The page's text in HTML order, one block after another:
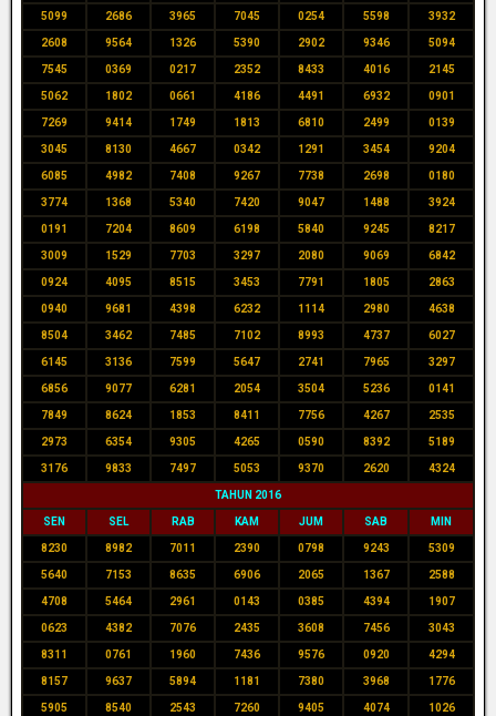
5099 2686 3965 7045 0254 5598 3932
2608 9564 1326 5390 2902 9346 5094
7545 0369 0217 2352 8433 4016 2145
5062 1802 0661 4186 4491 6932 0901
7269 9414 1749 1813 6810 2499 0139
3045 8130 4667 0342 1291 3454 9204
6085 4982 7408 9267 7738 2698 0180
3774 1368 5340 7420 9047 1488 3924
0191 7204 8609 6198 5840 9245 8217
3009 1529 7703 3297 2080 9069 6842
0924 4095 8515 3453 7791 1805 2863
0940 9681 4398 6232 1114 2980 4638
8504 3462 7485 7102 8993 4737 6027
6145 3136 7599 5647 2741 7965 3297
6856 9077 6281 2054 3504 5236 0141
7849 8624 1853 8411 7756 4267 2535
2973 6354 9305 4265 0590 8392 5189
3176 9833 7497 5053 9370 2620 4324
TAHUN 2016
SEN SEL RAB KAM JUM SAB MIN
8230 8982 7011 2390 0798 9243 5309
5640 7153 8635 6906 2065 1367 2588
4708 5464 2961 0143 0385 4394 1907
0623 4382 7076 2435 3608 7456 3043
8311 0761 1960 7436 9576 0920 4294
8157 9637 5894 1181 7380 3968 1776
5905 8540 2543 7260 9405 4074 1026